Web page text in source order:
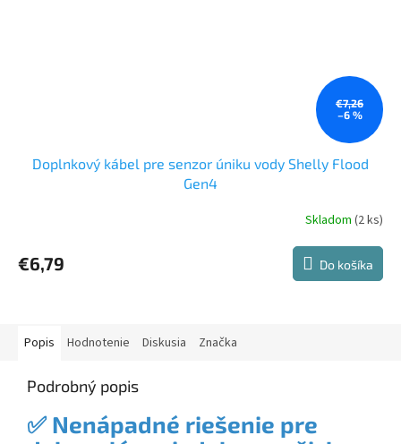
€7,26
–6 %
Doplnkový kábel pre senzor úniku vody Shelly Flood
Gen4
Skladom (2 ks)
€6,79 Do košíka
Popis Hodnotenie Diskusia Značka
Podrobný popis
✅ Nenápadné riešenie pre